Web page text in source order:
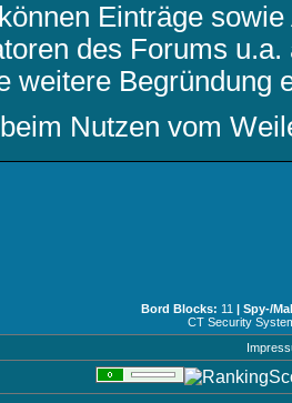
Einträge
des Forums
weitere Begründung
Nutzen vom
Bord Blocks: 11 | Spy-/
CT Security